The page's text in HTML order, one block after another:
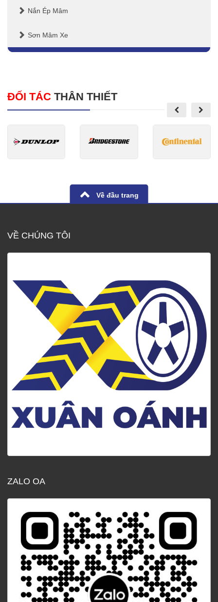
Nắn Ép Mâm
Sơn Mâm Xe
ĐỐI TÁC THÂN THIẾT
Về đầu trang
VỀ CHÚNG TÔI
ZALO OA